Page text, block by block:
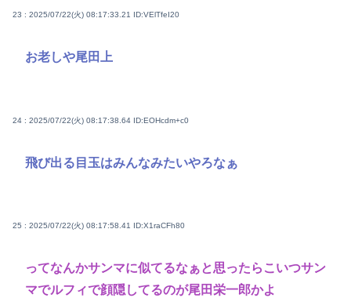
23 : 2025/07/22(火) 08:17:33.21 ID:VElTfeI20
お老しや尾田上
24 : 2025/07/22(火) 08:17:38.64 ID:EOHcdm+c0
飛び出る目玉はみんなみたいやろなぁ
25 : 2025/07/22(火) 08:17:58.41 ID:X1raCFh80
ってなんかサンマに似てるなぁと思ったらこいつサン
マでルフィで顔隠してるのが尾田栄一郎かよ